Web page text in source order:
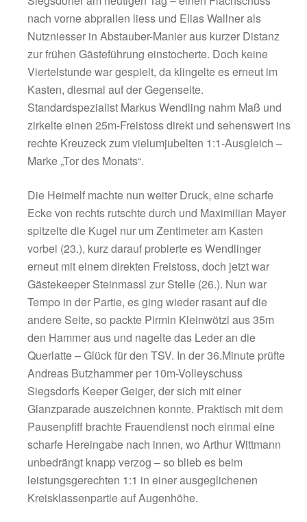
TSV Siegsdorf 2 und TSV Petting
In einer über weite Strecken intensiven,
Kreisklassenpartie gab es am Ende keinen
die Hausherren trotz ansprechender
wenig im Abstiegskampf! Die Begegnung
der 7.Minute mit einem Weckruf, als TSV-
Schlussmann Fabian Geiger – ansonsten
nach vorne abprallen liess und Elias
Nutzniesser in Abstauber-Manier aus kurzer
zur frühen Gästeführung einstocherte. Doch
Viertelstunde war gespielt, da klingelte es
Kasten, diesmal auf der Gegenseite.
Standardspezialist Markus Wendling nahm
zirkelte einen 25m-Freistoss direkt und
rechte Kreuzeck zum vielumjubelten 1:1-
Marke „Tor des Monats“.
Die Heimelf machte nun weiter Druck, eine
Ecke von rechts rutschte durch und
spitzelte die Kugel nur um Zentimeter am
vorbei (23.), kurz darauf probierte es
erneut mit einem direkten Freistoss, doch